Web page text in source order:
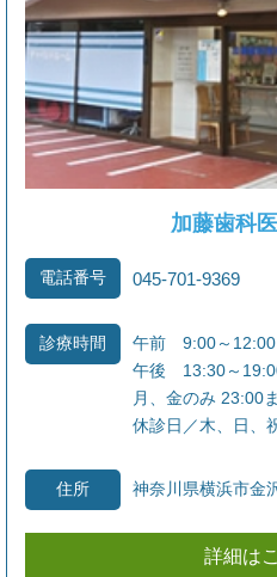
やむを得ないご事情でキ
【前日または前診療日ま
すようお願いいたします。
無断キャンセルや当日の
さい
無断キャンセルは、急を
てご来院くださっている
なります。皆様の円滑な
願いいたします。
予約時間に遅れる場合は
予約時間を【10分以上】
合、当日の診療時間を短
程の変更をお願いするこ
度重なるキャンセル・無
度重なるキャンセルや無
加藤歯科
電話番号 045-701-9369
診療時間
午前 9:00～12:00
午後 13:30～
月、金のみ 23:00
休診日／木、日、
住所 神奈川県横浜市金
詳細は